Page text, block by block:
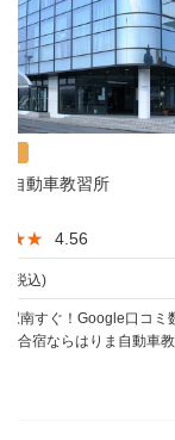
自動車教習所
4.56
(税込)
駅南すぐ！Google口コミ
合宿ならはりま自動車